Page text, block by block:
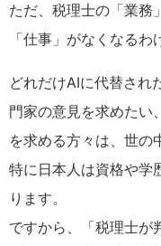
ただ、税理士の「業務
「仕事」がなくなるわ
どれだけAIに代替され
門家の意見を求めたい
を求める方々は、世の
特に日本人は資格や学
ります。
ですから、「税理士が